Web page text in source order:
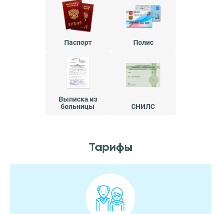
Паспорт Полис
Выписка из
больницы
СНИЛС
Тарифы